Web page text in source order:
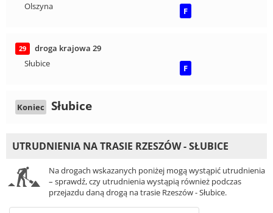
Olszyna
F
29
droga krajowa 29
Słubice
F
Koniec Słubice
UTRUDNIENIA NA TRASIE RZESZÓW - SŁUBICE
Na drogach wskazanych poniżej mogą wystąpić utrudnienia
– sprawdź, czy utrudnienia wystąpią również podczas
przejazdu daną drogą na trasie Rzeszów - Słubice.